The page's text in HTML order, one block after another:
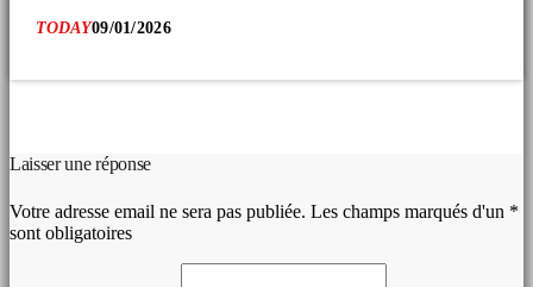
TODAY09/01/2026
Laisser une réponse
Votre adresse email ne sera pas publiée. Les champs marqués d'un *
sont obligatoires